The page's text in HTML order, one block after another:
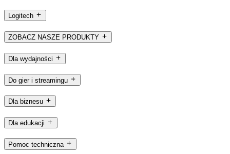
Logitech
ZOBACZ NASZE PRODUKTY
Dla wydajności
Do gier i streamingu
Dla biznesu
Dla edukacji
Pomoc techniczna